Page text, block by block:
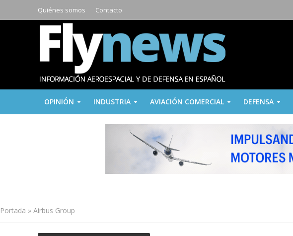
Quiénes somos Contacto
OPINIÓN INDUSTRIA AVIACIÓN COMERCIAL DEFENSA
Portada » Airbus Group